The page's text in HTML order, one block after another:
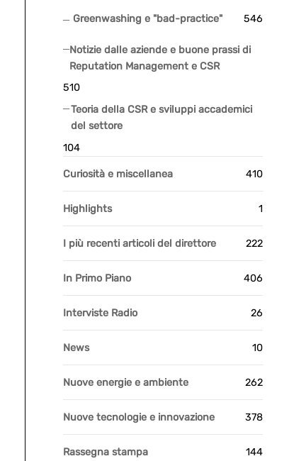
Greenwashing e "bad-practice" 546
Notizie dalle aziende e buone prassi di
Reputation Management e CSR
510
Teoria della CSR e sviluppi accademici
del settore
104
Curiosità e miscellanea 410
Highlights 1
I più recenti articoli del direttore 222
In Primo Piano 406
Interviste Radio 26
News 10
Nuove energie e ambiente 262
Nuove tecnologie e innovazione 378
Rassegna stampa 144